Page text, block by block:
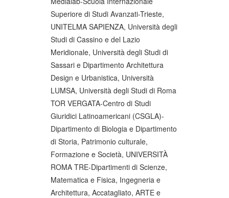
Superiore di Studi Avanzati-Trieste,
UNITELMA SAPIENZA, Università degli
Studi di Cassino e del Lazio
Meridionale, Università degli Studi di
Sassari e Dipartimento Architettura
Design e Urbanistica, Università
LUMSA, Università degli Studi di Roma
TOR VERGATA-Centro di Studi
Giuridici Latinoamericani (CSGLA)-
Dipartimento di Biologia e Dipartimento
di Storia, Patrimonio culturale,
Formazione e Società, UNIVERSITÀ
ROMA TRE-Dipartimenti di Scienze,
Matematica e Fisica, Ingegneria e
Architettura, Accatagliato, ARTE e